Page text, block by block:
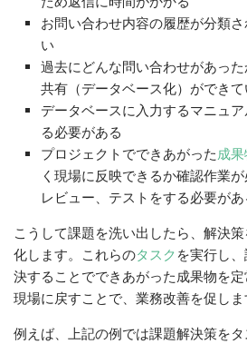
お問い合わせ内容の履歴が分類
い
過去にどんな問い合わせがあっ
共有（データベース化）ができ
データベースに入力するマニュア
る必要がある
プロジェクトでできあがった 成
く現場に反映できるか確認作業が
レビュー、テストをする必要があ
こうして課題を洗い出したら、解決策
化します。これらのタスク を実行し
決することでできあがった成果物を
現場に戻すことで、業務改善を促しま
例えば、上記の例では課題解決策をタ